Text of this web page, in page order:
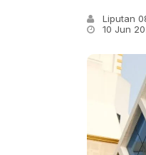
Liputan
10 Jun